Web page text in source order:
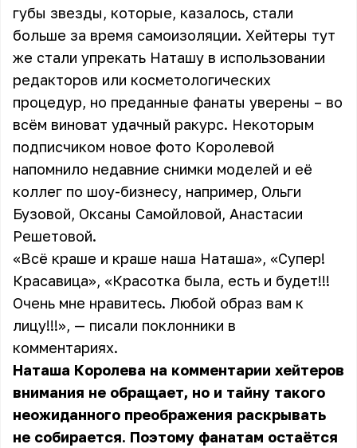
губы звезды, которые, казалось, стали
больше за время самоизоляции. Хейтеры тут
же стали упрекать Наташу в использовании
редакторов или косметологических
процедур, но преданные фанаты уверены – во
всём виноват удачный ракурс. Некоторым
подписчиком новое фото Королевой
напомнило недавние снимки моделей и её
коллег по шоу-бизнесу, например, Ольги
Бузовой, Оксаны Самойловой, Анастасии
Решетовой.
«Всё краше и краше наша Наташа», «Супер!
Красавица», «Красотка была, есть и будет!!!
Очень мне нравитесь. Любой образ вам к
лицу!!!», — писали поклонники в
комментариях.
Наташа Королева на комментарии хейтеров
внимания не обращает, но и тайну такого
неожиданного преображения раскрывать
не собирается. Поэтому фанатам остаётся